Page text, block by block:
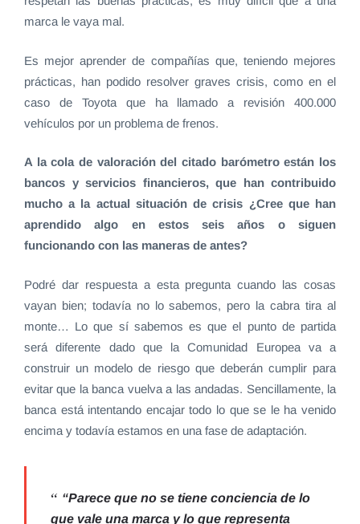
marca le vaya mal.
Es mejor aprender de compañías que, teniendo mejores
prácticas, han podido resolver graves crisis, como en el
caso de Toyota que ha llamado a revisión 400.000
vehículos por un problema de frenos.
A la cola de valoración del citado barómetro están los
bancos y servicios financieros, que han contribuido
mucho a la actual situación de crisis ¿Cree que han
aprendido algo en estos seis años o siguen
funcionando con las maneras de antes?
Podré dar respuesta a esta pregunta cuando las cosas
vayan bien; todavía no lo sabemos, pero la cabra tira al
monte… Lo que sí sabemos es que el punto de partida
será diferente dado que la Comunidad Europea va a
construir un modelo de riesgo que deberán cumplir para
evitar que la banca vuelva a las andadas. Sencillamente, la
banca está intentando encajar todo lo que se le ha venido
encima y todavía estamos en una fase de adaptación.
“Parece que no se tiene conciencia de lo
que vale una marca y lo que representa